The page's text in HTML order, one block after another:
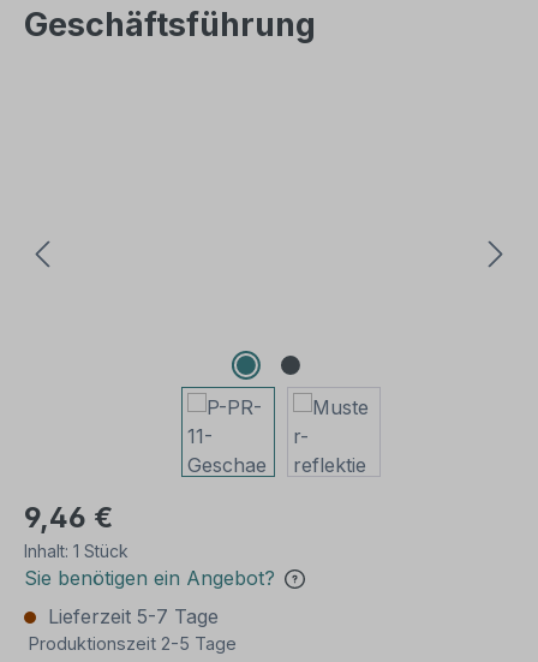
Geschäftsführung
9,46 €
Inhalt: 1 Stück
Sie benötigen ein Angebot?
Lieferzeit 5-7 Tage
Produktionszeit 2-5 Tage